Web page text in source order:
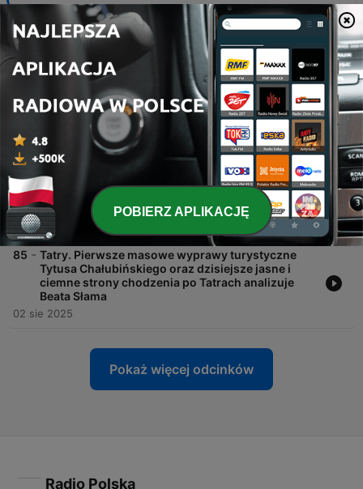
88 -
Grecka wyspa Kalymnos. Raj dla wspinaczy
prezentują Marzena Hmielewicz i Marcin
23 sie 2025
87 - Praga. Najlepsze jedzenie i ''zdystansowanych''
Czechów przedstawiają Klara Klinger i Tomasz
Maćkowiak
16 sie 2025
86 - Teheran. Burzliwą historię ''betonowego miasta"
oraz inspirujące ciekawostki przybliżają Ivonna
Nowicka i Marcin Krzyżanowski
09 sie 2025
85 - Tatry. Pierwsze masowe wyprawy turystyczne
Tytusa Chałubińskiego oraz dzisiejsze jasne i
ciemne strony chodzenia po Tatrach analizuje
Beata Słama
02 sie 2025
Pokaż więcej odcinków
Radio Polska
POBIERZ APLIKACJĘ